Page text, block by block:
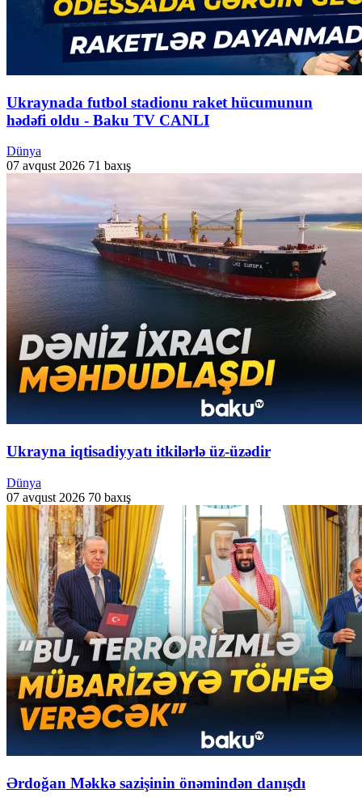
Ukraynada futbol stadionu raket hücumunun
hədəfi oldu - Baku TV CANLI
Dünya
07 avqust 2026 71 baxış
Ukrayna iqtisadiyyatı itkilərlə üz-üzədir
Dünya
07 avqust 2026 70 baxış
Ərdoğan Məkkə sazişinin önəmindən danışdı